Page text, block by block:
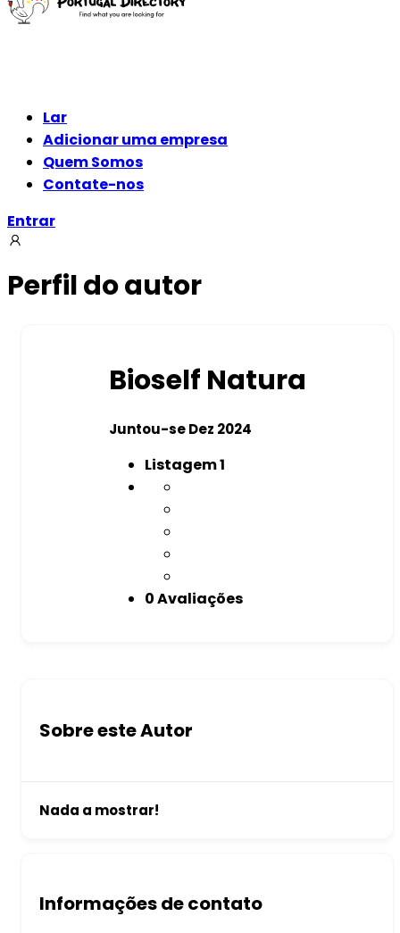
Lar
Adicionar uma empresa
Quem Somos
Contate-nos
Entrar
Perfil do autor
Bioself Natura
Juntou-se Dez 2024
Listagem1
0 Avaliações
Sobre este Autor
Nada a mostrar!
Informações de contato